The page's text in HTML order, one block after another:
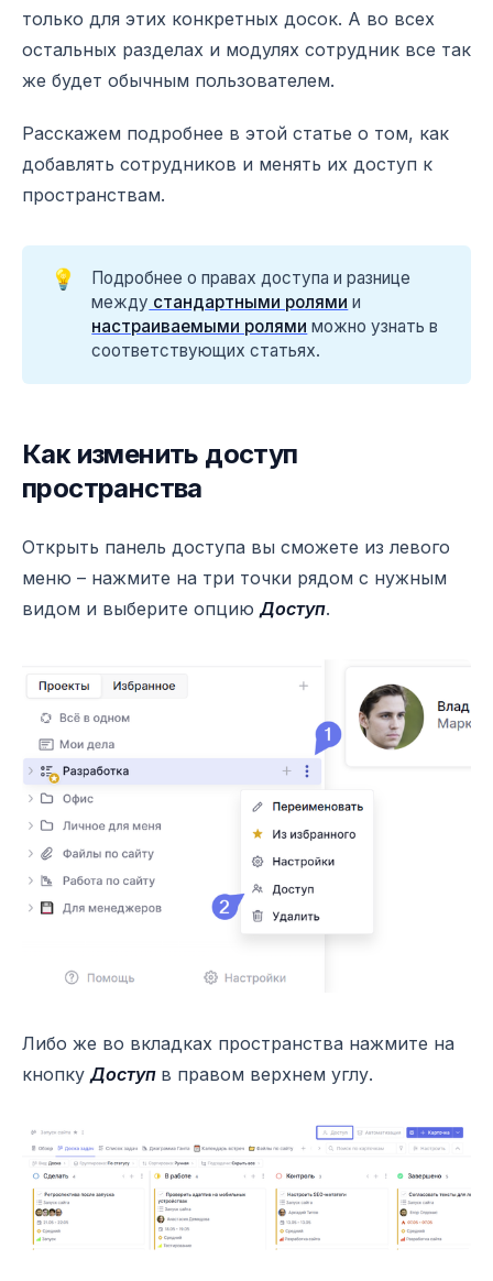
только для этих конкретных досок. А во всех
остальных разделах и модулях сотрудник все так
же будет обычным пользователем.
Расскажем подробнее в этой статье о том, как
добавлять сотрудников и менять их доступ к
пространствам.
💡
Подробнее о правах доступа и разнице
между стандартными ролями и
настраиваемыми ролями можно узнать в
соответствующих статьях.
Как изменить доступ
пространства
Открыть панель доступа вы сможете из левого
меню – нажмите на три точки рядом с нужным
видом и выберите опцию Доступ.
Либо же во вкладках пространства нажмите на
кнопку Доступ в правом верхнем углу.